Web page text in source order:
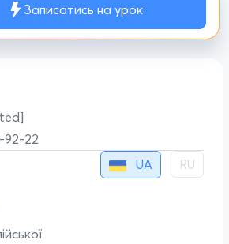
Записатись на урок
92-22
UA RU